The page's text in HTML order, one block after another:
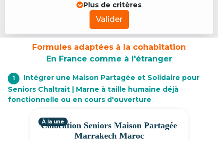
Plus de critères
Valider
Formules adaptées à la cohabitation
En France comme à l'étranger
1
Intégrer une Maison Partagée et Solidaire pour
Seniors Chaltrait | Marne à taille humaine déjà
fonctionnelle ou en cours d'ouverture
Colocation Seniors Maison Partagée
Marrakech Maroc
À la une